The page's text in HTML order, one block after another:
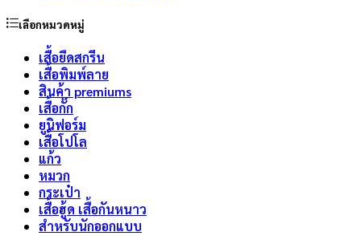
เลือกหมวดหมู่
เสื้อยืดสกรีน
เสื้อพิมพ์ลาย
สินค้า premiums
เสื้อกั๊ก
ยูนิฟอร์ม
เสื้อโปโล
แก้ว
หมวก
กระเป๋า
เสื้อฮู้ด เสื้อกันหนาว
สำหรับนักออกแบบ